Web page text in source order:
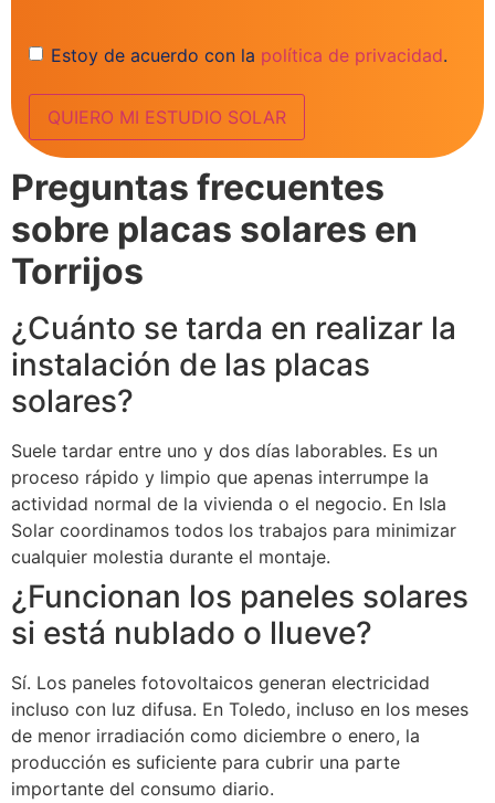
Consentimiento
Estoy de acuerdo con la política de privacidad.
Preguntas frecuentes
sobre placas solares en
Torrijos
¿Cuánto se tarda en realizar la
instalación de las placas
solares?
Suele tardar entre uno y dos días laborables. Es un
proceso rápido y limpio que apenas interrumpe la
actividad normal de la vivienda o el negocio. En Isla
Solar coordinamos todos los trabajos para minimizar
cualquier molestia durante el montaje.
¿Funcionan los paneles solares
si está nublado o llueve?
Sí. Los paneles fotovoltaicos generan electricidad
incluso con luz difusa. En Toledo, incluso en los meses
de menor irradiación como diciembre o enero, la
producción es suficiente para cubrir una parte
importante del consumo diario.